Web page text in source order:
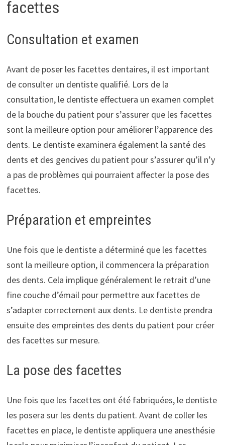
facettes
Consultation et examen
Avant de poser les facettes dentaires, il est important
de consulter un dentiste qualifié. Lors de la
consultation, le dentiste effectuera un examen complet
de la bouche du patient pour s’assurer que les facettes
sont la meilleure option pour améliorer l’apparence des
dents. Le dentiste examinera également la santé des
dents et des gencives du patient pour s’assurer qu’il n’y
a pas de problèmes qui pourraient affecter la pose des
facettes.
Préparation et empreintes
Une fois que le dentiste a déterminé que les facettes
sont la meilleure option, il commencera la préparation
des dents. Cela implique généralement le retrait d’une
fine couche d’émail pour permettre aux facettes de
s’adapter correctement aux dents. Le dentiste prendra
ensuite des empreintes des dents du patient pour créer
des facettes sur mesure.
La pose des facettes
Une fois que les facettes ont été fabriquées, le dentiste
les posera sur les dents du patient. Avant de coller les
facettes en place, le dentiste appliquera une anesthésie